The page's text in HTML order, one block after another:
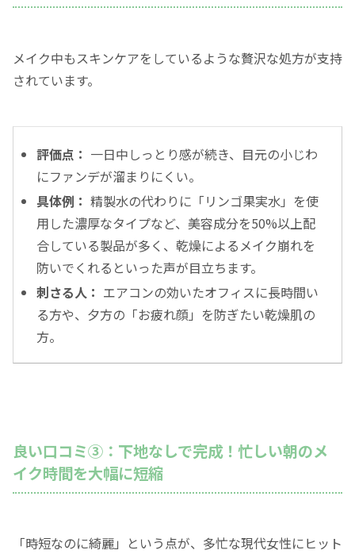
メイク中もスキンケアをしているような贅沢な処方が支持
されています。
評価点： 一日中しっとり感が続き、目元の小じわ
にファンデが溜まりにくい。
具体例： 精製水の代わりに「リンゴ果実水」を使
用した濃厚なタイプなど、美容成分を50%以上配
合している製品が多く、乾燥によるメイク崩れを
防いでくれるといった声が目立ちます。
刺さる人： エアコンの効いたオフィスに長時間い
る方や、夕方の「お疲れ顔」を防ぎたい乾燥肌の
方。
良い口コミ③：下地なしで完成！忙しい朝のメ
イク時間を大幅に短縮
「時短なのに綺麗」という点が、多忙な現代女性にヒット